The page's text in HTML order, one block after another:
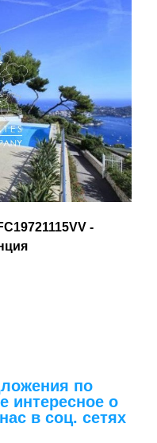
-
по
интересное о
в соц. сетях